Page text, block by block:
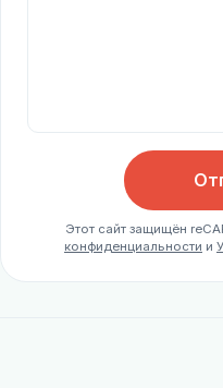
Этот сайт защищён
конфиденциальности и